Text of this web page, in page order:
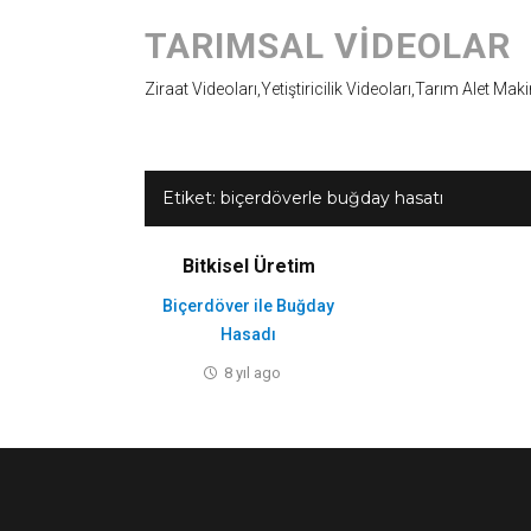
TARIMSAL VIDEOLAR
Ziraat Videoları,Yetiştiricilik Videoları,Tarım Alet
Etiket: biçerdöverle buğday hasatı
Bitkisel Üretim
Biçerdöver ile Buğday
Hasadı
8 yıl ago